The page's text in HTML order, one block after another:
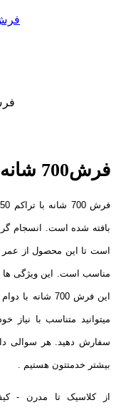
فرش700 شانه طرح
فرش700 شانه طرح شیرین زمینه دودی
بافته شده است. انسجام
است تا این محصول از عمر
مناسب است. این ویژگی
میتوانید متناسب با
سفارش دهید. هر سوالی
بیشتر خدمتتون هستیم .
از کلاسیک تا مدرن -